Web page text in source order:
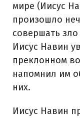
мире (Иисус
произошло
совершать
Иисус Навин
преклонном
напомнил им
них.
Иисус Навин